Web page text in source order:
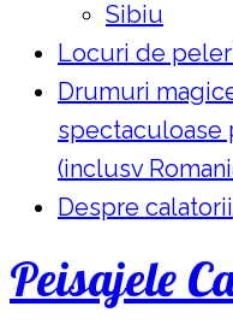
Sibiu
Locuri de
Drumuri
spectaculoase
(inclusv
Despre calatorii
Peisajele